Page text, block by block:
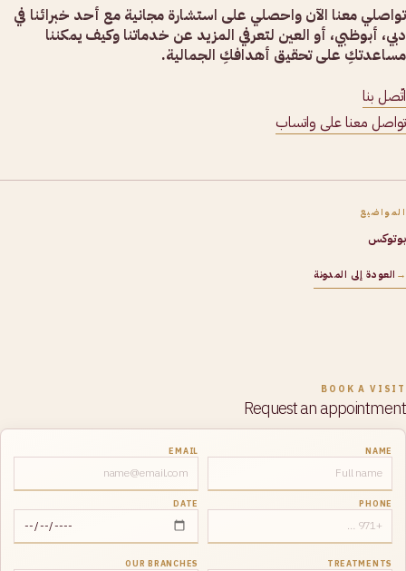
تواصلي معنا الآن واحصلي على استشارة مجانية مع أحد خبرائنا في
دبي، أبوظبي، أو العين لتعرفي المزيد عن خدماتنا وكيف يمكننا
مساعدتكِ على تحقيق أهدافكِ الجمالية.
اتّصل بنا
تواصل معنا على واتساب
المواضيع
بوتوكس
→ العودة إلى المدونة
BOOK A VISIT
Request an appointment
NAME
EMAIL
PHONE
DATE
TREATMENTS
OUR BRANCHES